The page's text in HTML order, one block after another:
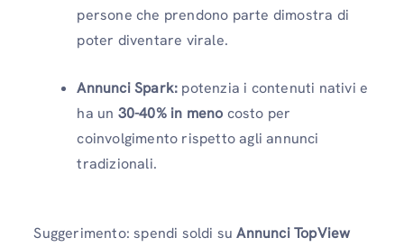
persone che prendono parte dimostra di
poter diventare virale.
Annunci Spark: potenzia i contenuti nativi e
ha un 30-40% in meno costo per
coinvolgimento rispetto agli annunci
tradizionali.
Suggerimento: spendi soldi suAnnunci TopView